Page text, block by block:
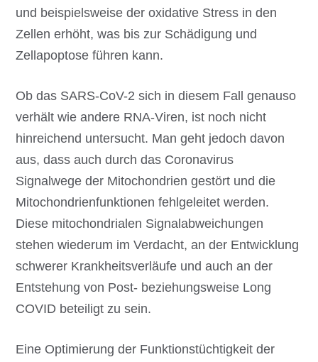
und beispielsweise der oxidative Stress in den
Zellen erhöht, was bis zur Schädigung und
Zellapoptose führen kann.
Ob das SARS-CoV-2 sich in diesem Fall genauso
verhält wie andere RNA-Viren, ist noch nicht
hinreichend untersucht. Man geht jedoch davon
aus, dass auch durch das Coronavirus
Signalwege der Mitochondrien gestört und die
Mitochondrienfunktionen fehlgeleitet werden.
Diese mitochondrialen Signalabweichungen
stehen wiederum im Verdacht, an der Entwicklung
schwerer Krankheitsverläufe und auch an der
Entstehung von Post- beziehungsweise Long
COVID beteiligt zu sein.
Eine Optimierung der Funktionstüchtigkeit der